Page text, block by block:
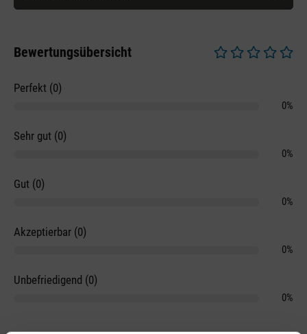
Bewertungsübersicht
Perfekt (0)
0%
Sehr gut (0)
0%
Gut (0)
0%
Akzeptierbar (0)
0%
Unbefriedigend (0)
0%